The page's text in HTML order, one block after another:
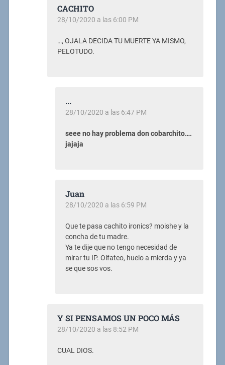
CACHITO
28/10/2020 a las 6:00 PM
…, OJALA DECIDA TU MUERTE YA MISMO,
PELOTUDO.
...
28/10/2020 a las 6:47 PM
seee no hay problema don cobarchito….
jajaja
Juan
28/10/2020 a las 6:59 PM
Que te pasa cachito ironics? moishe y la
concha de tu madre.
Ya te dije que no tengo necesidad de
mirar tu IP. Olfateo, huelo a mierda y ya
se que sos vos.
Y SI PENSAMOS UN POCO MÁS
28/10/2020 a las 8:52 PM
CUAL DIOS.